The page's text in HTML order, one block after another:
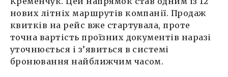
нових літніх маршрутів компанії. Продаж
квитків на рейс вже стартувала, проте
точна вартість проїзних документів наразі
уточнюється і з’явиться в системі
бронювання найближчим часом.